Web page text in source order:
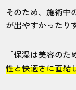
そのため、施術中
が出やすかったり
「保湿は美容の
性と快適さに直結